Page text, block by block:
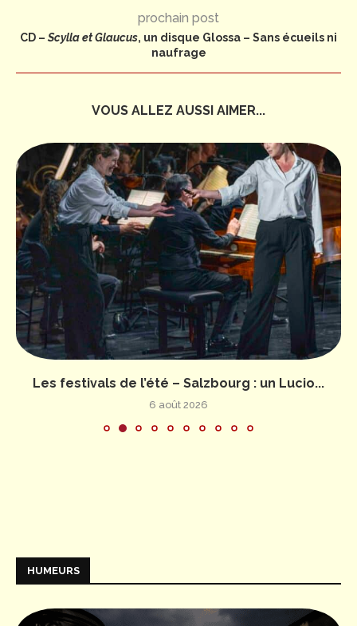
prochain post
CD – Scylla et Glaucus, un disque Glossa – Sans écueils ni
naufrage
VOUS ALLEZ AUSSI AIMER...
Les festivals de l’été – Salzbourg : un Lucio...
6 août 2026
HUMEURS